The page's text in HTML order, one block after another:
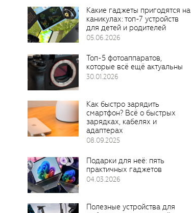
Какие гаджеты пригодятся на
каникулах: топ-7 устройств
для детей и родителей
05.06.2026
Топ-5 фотоаппаратов,
которые всё ещё актуальны
30.01.2026
Как быстро зарядить
смартфон? Всё о быстрых
зарядках, кабелях и
адаптерах
08.09.2025
Подарки для неё: пять
практичных гаджетов
04.03.2026
Полезные устройства для